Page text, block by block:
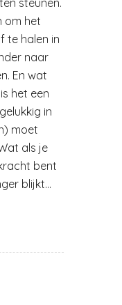
steunen.
om het
te halen in
naar
En wat
het een
in
moet
als je
bent
blijkt…